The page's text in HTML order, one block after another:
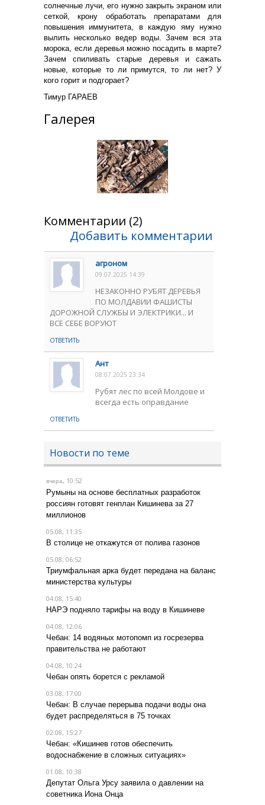
солнечные лучи, его нужно закрыть экраном или
сеткой, крону обработать препаратами для
повышения иммунитета, в каждую яму нужно
вылить несколько ведер воды. Зачем вся эта
морока, если деревья можно посадить в марте?
Зачем спиливать старые деревья и сажать
новые, которые то ли примутся, то ли нет? У
кого горит и подгорает?
Тимур ГАРАЕВ
Галерея
Комментарии (2)
Добавить комментарии
агроном
09.07.2025 14:39
НЕЗАКОННО РУБЯТ ДЕРЕВЬЯ
ПО МОЛДАВИИ ФАШИСТЫ
ДОРОЖНОЙ СЛУЖБЫ И ЭЛЕКТРИКИ... И
ВСЕ СЕБЕ ВОРУЮТ
ОТВЕТИТЬ
Ант
08.07.2025 23:34
Рубят лес по всей Молдове и
всегда есть оправдание
ОТВЕТИТЬ
Новости по теме
вчера, 10:52
Румыны на основе бесплатных разработок
россиян готовят генплан Кишинева за 27
миллионов
05.08, 11:35
В столице не откажутся от полива газонов
05.08, 06:52
Триумфальная арка будет передана на баланс
министерства культуры
04.08, 15:40
НАРЭ подняло тарифы на воду в Кишиневе
04.08, 12:06
Чебан: 14 водяных мотопомп из госрезерва
правительства не работают
04.08, 10:24
Чебан опять борется с рекламой
03.08, 17:00
Чебан: В случае перерыва подачи воды она
будет распределяться в 75 точках
02.08, 15:27
Чебан: «Кишинев готов обеспечить
водоснабжение в сложных ситуациях»
01.08, 10:38
Депутат Ольга Урсу заявила о давлении на
советника Иона Онца